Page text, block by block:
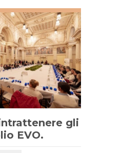
gli
EVO.